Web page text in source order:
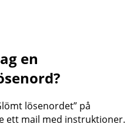
en
lösenordet” på
ett mail med instruktioner.